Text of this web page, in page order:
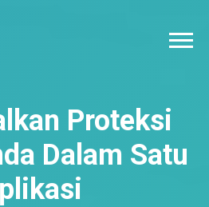
Proteksi
Dalam Satu